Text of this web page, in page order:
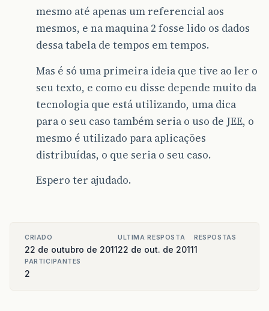
mesmo até apenas um referencial aos
mesmos, e na maquina 2 fosse lido os dados
dessa tabela de tempos em tempos.
Mas é só uma primeira ideia que tive ao ler o
seu texto, e como eu disse depende muito da
tecnologia que está utilizando, uma dica
para o seu caso também seria o uso de JEE, o
mesmo é utilizado para aplicações
distribuídas, o que seria o seu caso.
Espero ter ajudado.
CRIADO
22 de outubro de 2011
ULTIMA RESPOSTA
22 de out. de 2011
RESPOSTAS
1
PARTICIPANTES
2